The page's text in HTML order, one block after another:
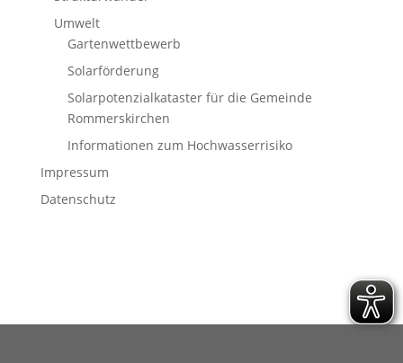
Umwelt
Gartenwettbewerb
Solarförderung
Solarpotenzialkataster für die Gemeinde
Rommerskirchen
Informationen zum Hochwasserrisiko
Impressum
Datenschutz